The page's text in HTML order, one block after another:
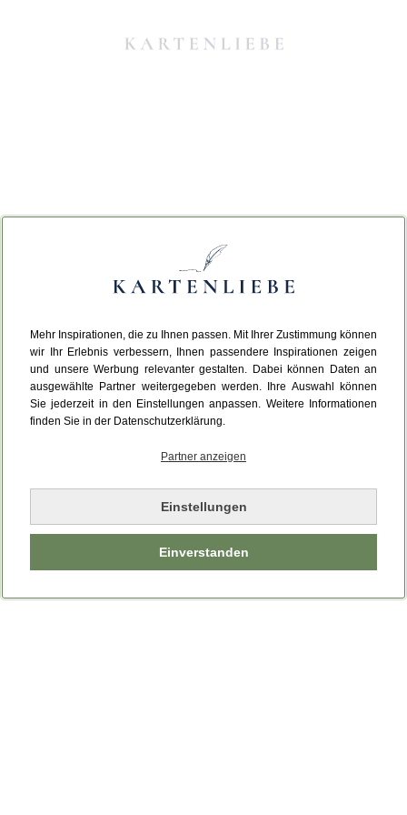
Mehr Inspirationen, die zu Ihnen passen. Mit Ihrer Zustimmung können
wir Ihr Erlebnis verbessern, Ihnen passendere Inspirationen zeigen
und unsere Werbung relevanter gestalten. Dabei können Daten an
ausgewählte Partner weitergegeben werden. Ihre Auswahl können
Sie jederzeit in den Einstellungen anpassen. Weitere Informationen
finden Sie in der Datenschutzerklärung.
Partner anzeigen
Einstellungen
Einverstanden
Da ist etwas schiefgelaufen.
Leider ist ein technischer Fehler aufgetreten.
Bitte laden Sie die Seite neu.